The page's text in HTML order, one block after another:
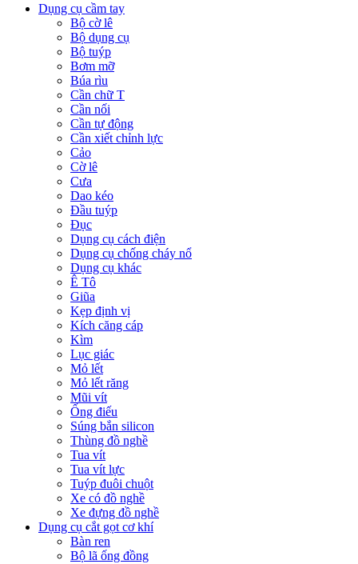
Dụng cụ cầm tay
Bộ cờ lê
Bộ dụng cụ
Bộ tuýp
Bơm mỡ
Búa rìu
Cần chữ T
Cần nối
Cần tự động
Cần xiết chỉnh lực
Cảo
Cờ lê
Cưa
Dao kéo
Đầu tuýp
Đục
Dụng cụ cách điện
Dụng cụ chống cháy nổ
Dụng cụ khác
Ê Tô
Giũa
Kẹp định vị
Kích căng cáp
Kìm
Lục giác
Mỏ lết
Mỏ lết răng
Mũi vít
Ống điếu
Súng bắn silicon
Thùng đồ nghề
Tua vít
Tua vít lực
Tuýp đuôi chuột
Xe có đồ nghề
Xe đựng đồ nghề
Dụng cụ cắt gọt cơ khí
Bàn ren
Bộ lã ống đồng